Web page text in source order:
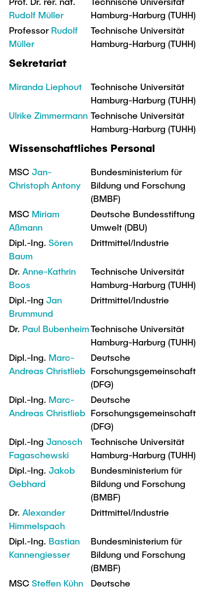
Lehre und Lernen
Best Practices Lehre
WorkINGLab / Makerspace
Interdisziplinärer Workshop des FSP
„Biobasierte Prozesse und
Reaktortechnologien“
Forschung und Institute
Studienbereich FIT
Institute im Überblick
Rudolf Müller
Hamburg-Harburg (TUHH)
Professor Rudolf
Müller
Technische Universität
Hamburg-Harburg (TUHH)
Sekretariat
Miranda Liephout
Technische Universität
Hamburg-Harburg (TUHH)
Ulrike Zimmermann Technische Universität
Hamburg-Harburg (TUHH)
Wissenschaftliches Personal
MSC Jan-
Christoph Antony
Bundesministerium für
Bildung und Forschung
(BMBF)
MSC Miriam
Aßmann
Deutsche Bundesstiftung
Umwelt (DBU)
Dipl.-Ing. Sören
Baum
Drittmittel/Industrie
Dr. Anne-Kathrin
Boos
Technische Universität
Hamburg-Harburg (TUHH)
Dipl.-Ing Jan
Brummund
Drittmittel/Industrie
Dr. Paul BubenheimTechnische Universität
Hamburg-Harburg (TUHH)
Dipl.-Ing. Marc-
Andreas Christlieb
Deutsche
Forschungsgemeinschaft
(DFG)
Dipl.-Ing. Marc-
Andreas Christlieb
Deutsche
Forschungsgemeinschaft
(DFG)
Dipl.-Ing Janosch
Fagaschewski
Technische Universität
Hamburg-Harburg (TUHH)
Dipl.-Ing. Jakob
Gebhard
Bundesministerium für
Bildung und Forschung
(BMBF)
Dr. Alexander
Himmelspach
Drittmittel/Industrie
Dipl.-Ing. Bastian
Kannengiesser
Bundesministerium für
Bildung und Forschung
(BMBF)
MSC Steffen Kühn
Deutsche